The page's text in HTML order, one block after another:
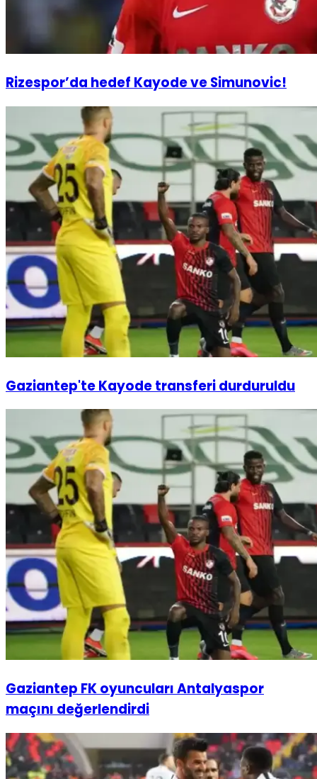
Rizespor’da hedef Kayode ve Simunovic!
Gaziantep'te Kayode transferi durduruldu
Gaziantep FK oyuncuları Antalyaspor
maçını değerlendirdi